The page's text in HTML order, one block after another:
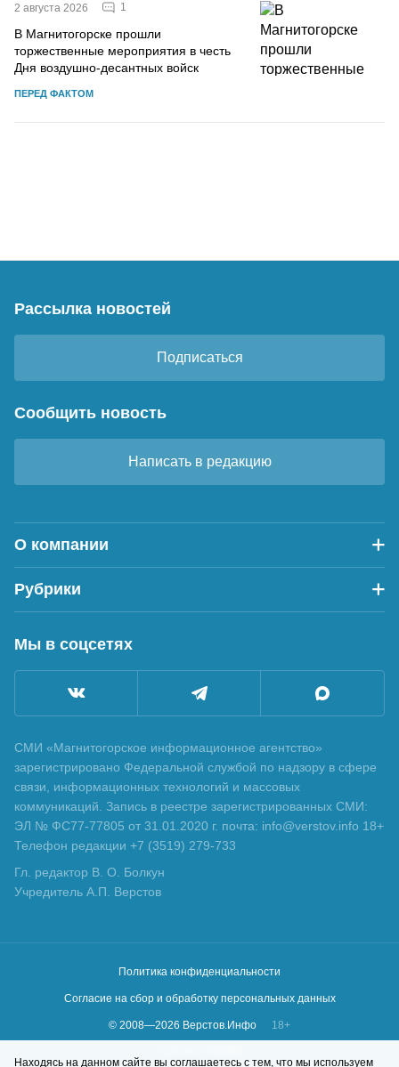
2 августа 2026 1
В Магнитогорске прошли
торжественные мероприятия в честь
Дня воздушно-десантных войск
ПЕРЕД ФАКТОМ
Рассылка новостей
Подписаться
Сообщить новость
Написать в редакцию
О компании
Рубрики
Мы в соцсетях
СМИ «Магнитогорское информационное агентство»
зарегистрировано Федеральной службой по надзору в сфере
связи, информационных технологий и массовых
коммуникаций. Запись в реестре зарегистрированных СМИ:
ЭЛ № ФС77-77805 от 31.01.2020 г. почта: info@verstov.info 18+
Телефон редакции +7 (3519) 279-733
Гл. редактор В. О. Болкун
Учредитель А.П. Верстов
Политика конфиденциальности
Согласие на сбор и обработку персональных данных
© 2008—2026 Верстов.Инфо
18+
Находясь на данном сайте вы соглашаетесь с тем, что мы используем